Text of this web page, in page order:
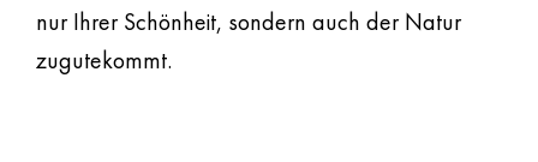
nur Ihrer Schönheit, sondern auch der Natur
zugutekommt.